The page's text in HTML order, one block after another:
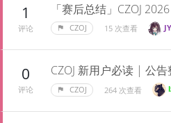
1
评论
「赛后总结」CZOJ
CZOJ 15 次查看
0
评论
CZOJ 新用户必读 | 公
CZOJ 264 次查看